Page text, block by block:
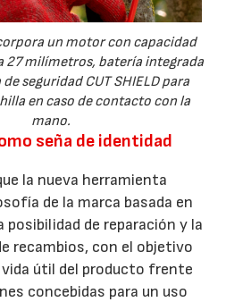
un motor con capacidad
27 milímetros, batería integrada
seguridad CUT SHIELD para
en caso de contacto con la
mano.
seña de identidad
la nueva herramienta
de la marca basada en
posibilidad de reparación y la
recambios, con el objetivo
vida útil del producto frente
concebidas para un uso